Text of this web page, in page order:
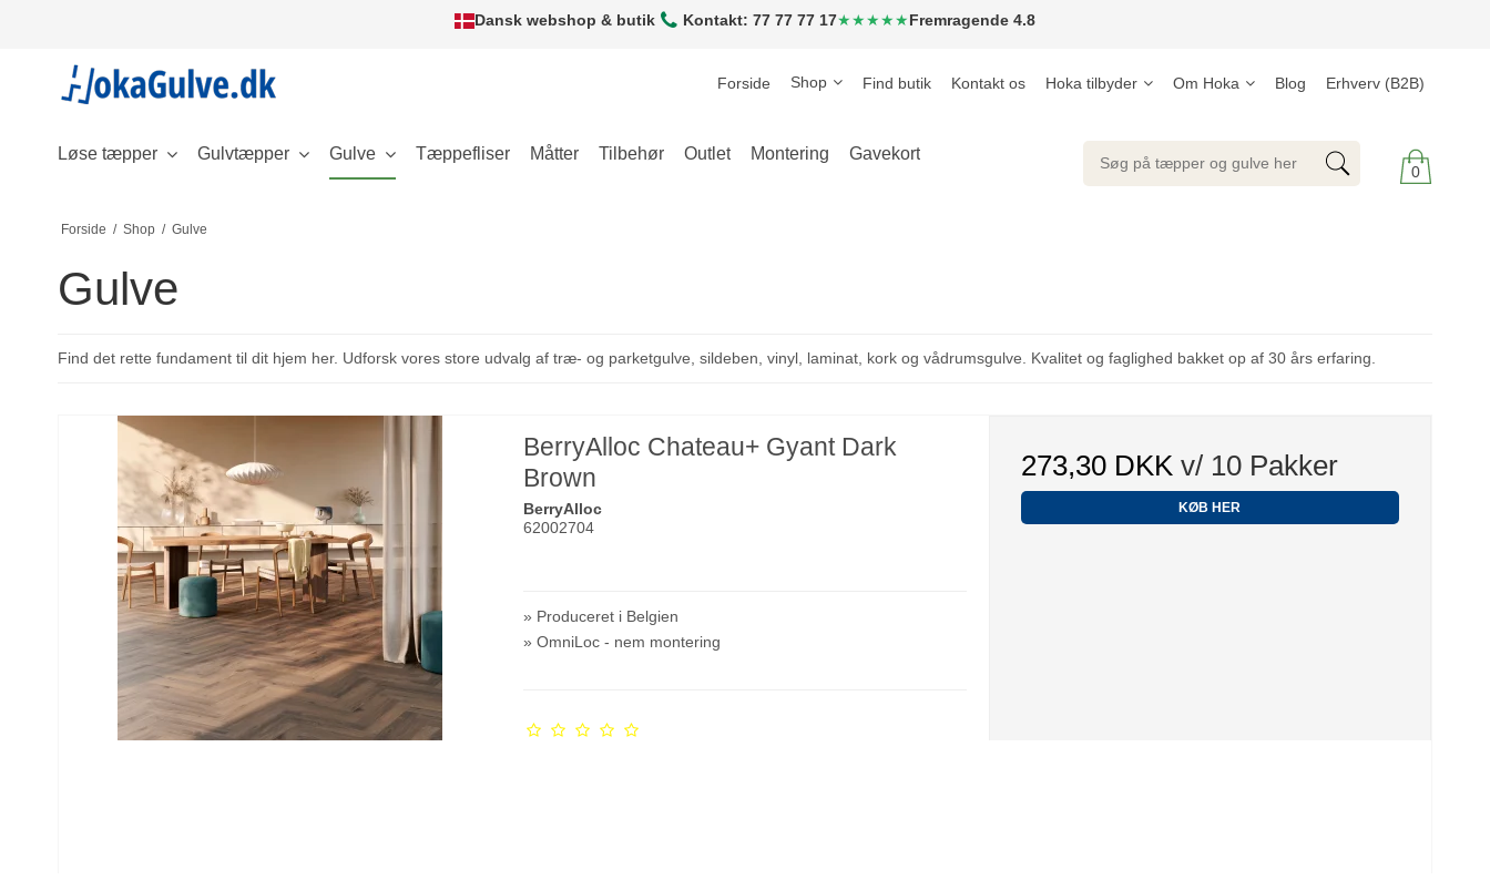
Dansk webshop & butik Kontakt: 77 77 77 17★★★★★Fremragende 4.8
Forside Shop Find butik Kontakt os Hoka tilbyder Om Hoka Blog Erhverv (B2B)
0
Løse tæpper Gulvtæpper Gulve Tæppefliser Måtter Tilbehør Outlet Montering Gavekort
Forside / Shop / Gulve
Gulve
Find det rette fundament til dit hjem her. Udforsk vores store udvalg af træ- og parketgulve, sildeben, vinyl, laminat, kork og vådrumsgulve. Kvalitet og faglighed bakket op af 30 års erfaring.
BerryAlloc Chateau+ Gyant Dark
Brown
BerryAlloc
62002704
» Produceret i Belgien
» OmniLoc - nem montering
273,30 DKKv/ 10 Pakker
KØB HER